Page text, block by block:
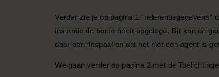
Verder zie je op pagina 1
instantie de boete heeft opgelegd. Dit kan de
door een flitspaal en dat het niet een agent is
We gaan verder op pagina 2 met de